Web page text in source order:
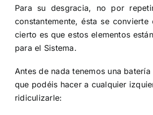
Para su desgracia, no por
constantemente, ésta se convierte
cierto es que estos elementos
para el Sistema.
Antes de nada tenemos una
que podéis hacer a cualquier
ridiculizarle: